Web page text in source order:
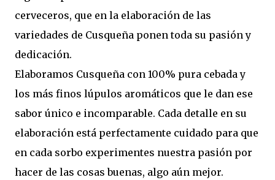
cerveceros, que en la elaboración de las
variedades de Cusqueña ponen toda su pasión y
dedicación.
Elaboramos Cusqueña con 100% pura cebada y
los más finos lúpulos aromáticos que le dan ese
sabor único e incomparable. Cada detalle en su
elaboración está perfectamente cuidado para que
en cada sorbo experimentes nuestra pasión por
hacer de las cosas buenas, algo aún mejor.